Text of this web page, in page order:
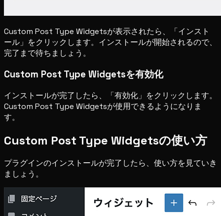
Custom Post Type Widgetsが表示されたら、「インスト
ール」をクリックします。インストールが開始されるので、
完了まで待ちましょう。
Custom Post Type Widgetsを有効化
インストールが完了したら、「有効化」をクリックします。
Custom Post Type Widgetsが使用できるようになりま
す。
Custom Post Type Widgetsの使い方
プラグインのインストールが完了したら、使い方を見ていき
ましょう。